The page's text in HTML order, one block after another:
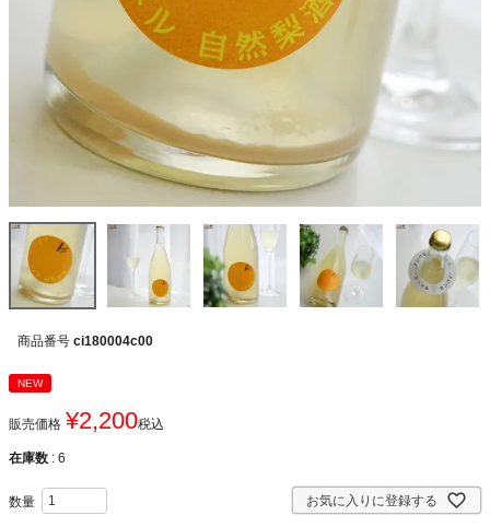
商品番号 ci180004c00
NEW
販売価格 ¥2,200税込
在庫数 6
お気に入りに登録する